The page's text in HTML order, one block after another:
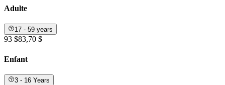
Adulte
17 - 59 years
93 $83,70 $
Enfant
3 - 16 Years